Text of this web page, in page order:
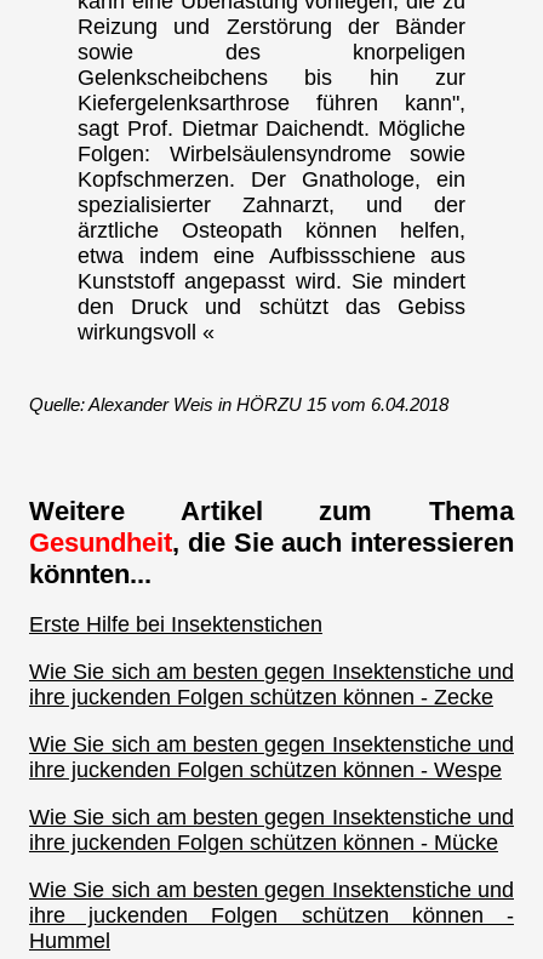
Reizung und Zerstörung der Bänder
sowie des knorpeligen
Gelenkscheibchens bis hin zur
Kiefergelenksarthrose führen kann",
sagt Prof. Dietmar Daichendt. Mögliche
Folgen: Wirbelsäulensyndrome sowie
Kopfschmerzen. Der Gnathologe, ein
spezialisierter Zahnarzt, und der
ärztliche Osteopath können helfen,
etwa indem eine Aufbissschiene aus
Kunststoff angepasst wird. Sie mindert
den Druck und schützt das Gebiss
wirkungsvoll «
Quelle: Alexander Weis in HÖRZU 15 vom 6.04.2018
Weitere Artikel zum Thema
Gesundheit, die Sie auch interessieren
könnten...
Erste Hilfe bei Insektenstichen
Wie Sie sich am besten gegen Insektenstiche und
ihre juckenden Folgen schützen können - Zecke
Wie Sie sich am besten gegen Insektenstiche und
ihre juckenden Folgen schützen können - Wespe
Wie Sie sich am besten gegen Insektenstiche und
ihre juckenden Folgen schützen können - Mücke
Wie Sie sich am besten gegen Insektenstiche und
ihre juckenden Folgen schützen können -
Hummel